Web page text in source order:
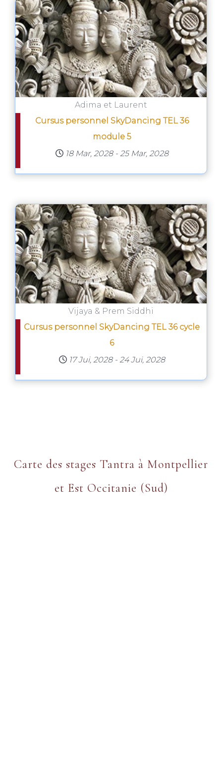
Adima et Laurent
Cursus personnel SkyDancing TEL 36
module 5
18 Mar, 2028 - 25 Mar, 2028
Vijaya & Prem Siddhi
Cursus personnel SkyDancing TEL 36 cycle
6
17 Jui, 2028 - 24 Jui, 2028
Carte des stages Tantra à Montpellier
et Est Occitanie (Sud)